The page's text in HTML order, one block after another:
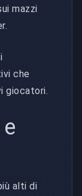
mazzi
che
giocatori.
alti di